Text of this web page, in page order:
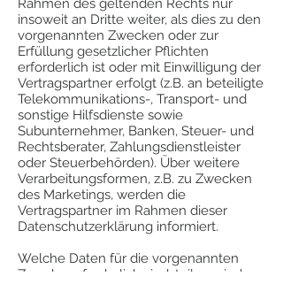
Rahmen des geltenden Rechts nur
insoweit an Dritte weiter, als dies zu den
vorgenannten Zwecken oder zur
Erfüllung gesetzlicher Pflichten
erforderlich ist oder mit Einwilligung der
Vertragspartner erfolgt (z.B. an beteiligte
Telekommunikations-, Transport- und
sonstige Hilfsdienste sowie
Subunternehmer, Banken, Steuer- und
Rechtsberater, Zahlungsdienstleister
oder Steuerbehörden). Über weitere
Verarbeitungsformen, z.B. zu Zwecken
des Marketings, werden die
Vertragspartner im Rahmen dieser
Datenschutzerklärung informiert.
Welche Daten für die vorgenannten
Zwecke erforderlich sind, teilen wir den